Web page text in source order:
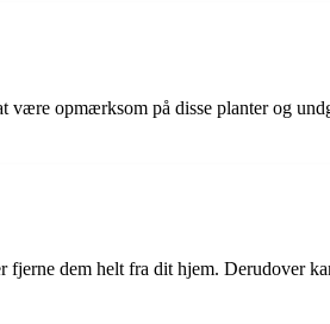
opmærksom på disse planter og
dem helt fra dit hjem. Derudover